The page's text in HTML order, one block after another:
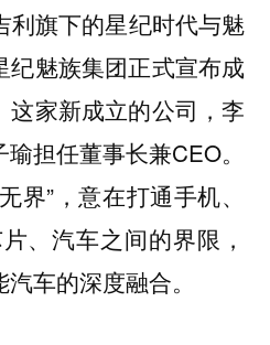
利旗下的星纪时代与魅
纪魅族集团正式宣布成
这家新成立的公司，李
担任董事长兼CEO。
界”，意在打通手机、
、汽车之间的界限，
车的深度融合。